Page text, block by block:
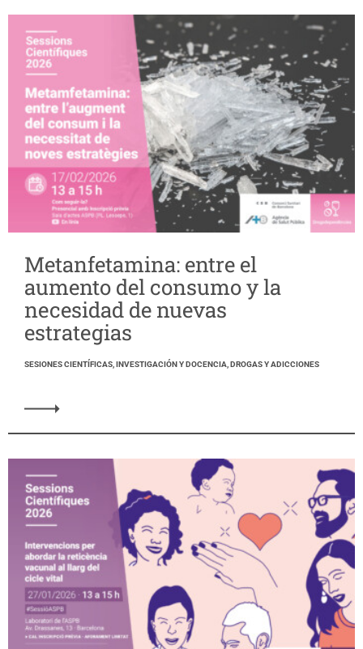
Metanfetamina: entre el
aumento del consumo y la
necesidad de nuevas
estrategias
SESIONES CIENTÍFICAS, INVESTIGACIÓN Y DOCENCIA, DROGAS Y ADICCIONES